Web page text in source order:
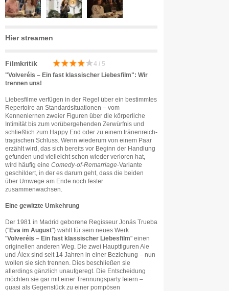
Hier streamen
Filmkritik 4 / 5
"Volveréis – Ein fast klassischer Liebesfilm": Wir
trennen uns!
Liebesfilme verfügen in der Regel über ein bestimmtes
Repertoire an Standardsituationen – vom
Kennenlernen zweier Figuren über die körperliche
Intimität bis zum vorübergehenden Zerwürfnis und
schließlich zum Happy End oder zu einem tränenreich-
tragischen Schluss. Wenn wiederum von einem Paar
erzählt wird, das sich bereits vor Beginn der Handlung
gefunden und vielleicht schon wieder verloren hat,
wird häufig eine Comedy-of-Remarriage-Variante
geschildert, in der es darum geht, dass die beiden
über Umwege am Ende noch fester
zusammenwachsen.
Eine gewitzte Umkehrung
Der 1981 in Madrid geborene Regisseur Jonás Trueba
("Eva im August") wählt für sein neues Werk
"Volveréis – Ein fast klassischer Liebesfilm" einen
originellen anderen Weg. Die zwei Hauptfiguren Ale
und Álex sind seit 14 Jahren in einer Beziehung – nun
wollen sie sich trennen. Dies beschließen sie
allerdings gänzlich unaufgeregt. Die Entscheidung
möchten sie gar mit einer Trennungsparty feiern –
quasi als Gegenstück zu einer pompösen